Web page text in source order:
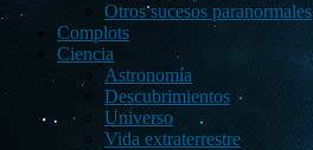
Otros sucesos paranormales
Complots
Ciencia
Astronomía
Descubrimientos
Universo
Vida extraterrestre